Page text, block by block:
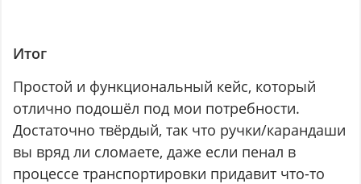
Итог
Простой и функциональный кейс, который
отлично подошёл под мои потребности.
Достаточно твёрдый, так что ручки/карандаши
вы вряд ли сломаете, даже если пенал в
процессе транспортировки придавит что-то